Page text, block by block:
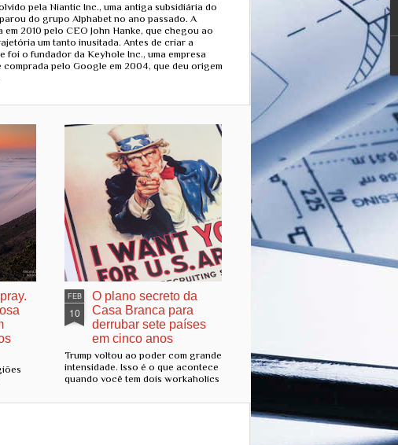
pela Niantic Inc., uma antiga subsidiária do
do grupo Alphabet no ano passado. A
2010 pelo CEO John Hanke, que chegou ao
um tanto inusitada. Antes de criar a
foi o fundador da Keyhole Inc., uma empresa
comprada pelo Google em 2004, que deu origem
FEB
10
O plano secreto da
Casa Branca para
derrubar sete países
em cinco anos
Trump voltou ao poder com grande
intensidade. Isso é o que acontece
quando você tem dois workaholics
mundo. E não estou falando de JD